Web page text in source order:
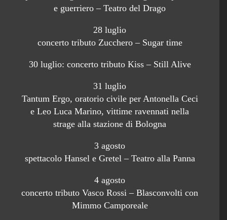
e guerriero – Teatro del Drago
28 luglio
concerto tributo Zucchero – Sugar time
30 luglio: concerto tributo Kiss – Still Alive
31 luglio
Tantum Ergo, oratorio civile per Antonella Ceci
e Leo Luca Marino, vittime ravennati nella
strage alla stazione di Bologna
3 agosto
spettacolo Hansel e Gretel – Teatro alla Panna
4 agosto
concerto tributo Vasco Rossi – Blasconvolti con
Mimmo Camporeale